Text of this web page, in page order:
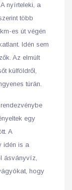
nyírteleki, a
több
es út végén
Idén sem
Az elmúlt
külföldről,
túrán.
egy
A
idén is a
ásványvíz,
hogy